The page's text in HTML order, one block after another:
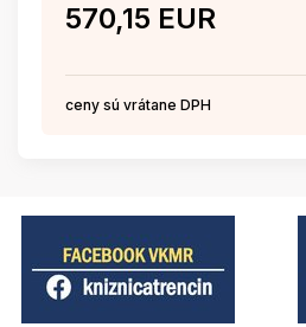
570,15 EUR
ceny sú vrátane DPH